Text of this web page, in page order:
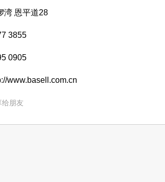
湾 恩平道28
3855
0905
www.basell.com.cn
给朋友